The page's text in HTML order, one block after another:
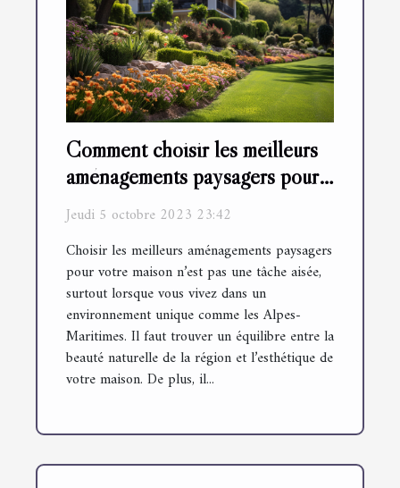
Comment choisir les meilleurs
aménagements paysagers pour
votre maison dans les Alpes-
Maritimes
Jeudi 5 octobre 2023 23:42
Choisir les meilleurs aménagements paysagers
pour votre maison n’est pas une tâche aisée,
surtout lorsque vous vivez dans un
environnement unique comme les Alpes-
Maritimes. Il faut trouver un équilibre entre la
beauté naturelle de la région et l’esthétique de
votre maison. De plus, il...